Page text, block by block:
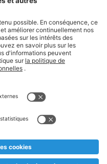
légales
et jusqu'à
nous serions
Recupel et TVA incl.
masculine a été adoptée